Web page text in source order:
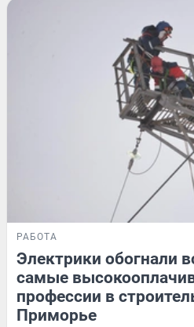
РАБОТА
Электрики обогнали
самые
профессии в
Приморье